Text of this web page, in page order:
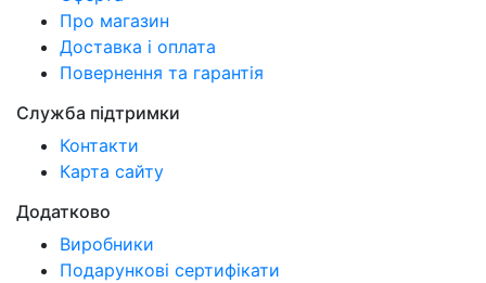
Про магазин
Доставка і оплата
Повернення та гарантія
Служба підтримки
Контакти
Карта сайту
Додатково
Виробники
Подарункові сертифікати